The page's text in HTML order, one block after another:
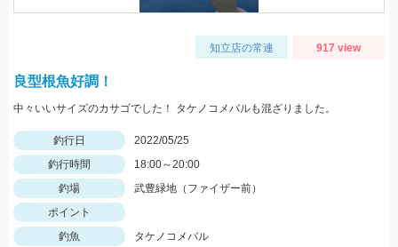
知立店の常連 917 view
良型根魚好調！
中々いいサイズのカサゴでした！ タケノコメバルも混ざりました。
釣行日
2022/05/25
釣行時間
18:00～20:00
釣場
武豊緑地（ファイザー前）
ポイント
釣魚
タケノコメバル